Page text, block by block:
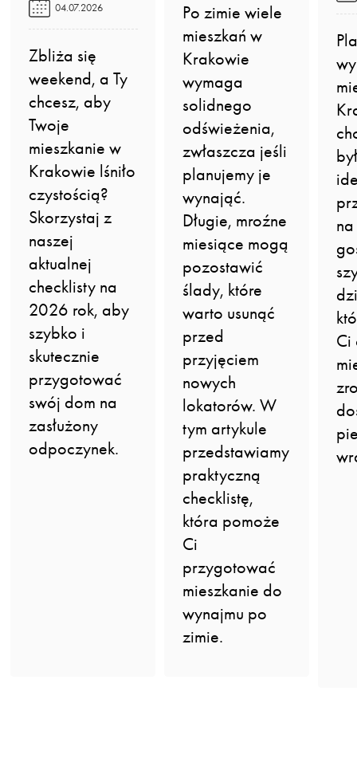
04.07.2026
Zbliża się
weekend, a Ty
chcesz, aby
Twoje
mieszkanie w
Krakowie lśniło
czystością?
Skorzystaj z
naszej
aktualnej
checklisty na
2026 rok, aby
szybko i
skutecznie
przygotować
swój dom na
zasłużony
odpoczynek.
Po zimie wiele
mieszkań w
Krakowie
wymaga
solidnego
odświeżenia,
zwłaszcza jeśli
planujemy je
wynająć.
Długie, mroźne
miesiące mogą
pozostawić
ślady, które
warto usunąć
przed
przyjęciem
nowych
lokatorów. W
tym artykule
przedstawiamy
praktyczną
checklistę,
która pomoże
Ci
przygotować
mieszkanie do
wynajmu po
zimie.
Ci